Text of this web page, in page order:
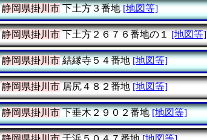
静岡県掛川市下土方３番地 [地図等]
静岡県掛川市下土方２６７６番地の１ [地図等]
静岡県掛川市結縁寺５４番地 [地図等]
静岡県掛川市居尻４８２番地 [地図等]
静岡県掛川市下垂木２９０２番地 [地図等]